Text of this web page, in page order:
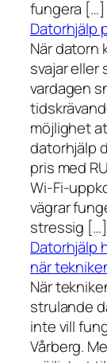
fungera […]
Datorhjälp
När datorn
svajar eller
vardagen
möjlighet
datorhjälp
pris med
Wi-Fi-
vägrar
stressig […]
Datorhjälp
när
När
strulande
inte vill
Vårberg.